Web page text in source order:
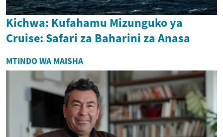
Kichwa: Kufahamu Mizunguko ya
Cruise: Safari za Baharini za Anasa
MTINDO WA MAISHA